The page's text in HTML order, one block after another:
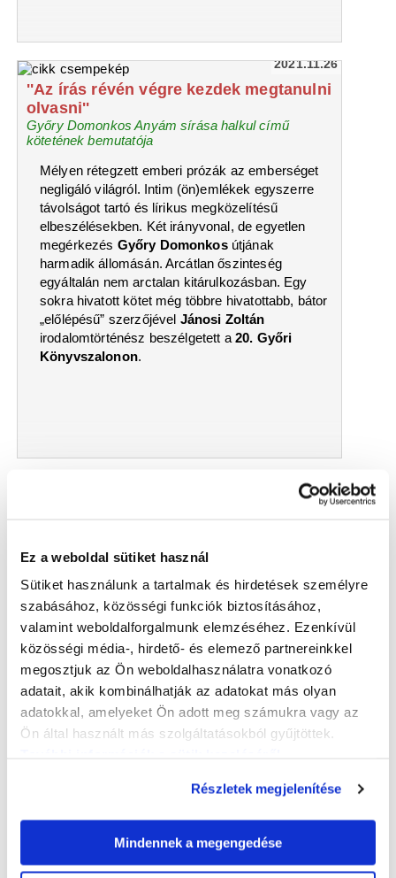
Ez a weboldal sütiket használ
Sütiket használunk a tartalmak és hirdetések személyre
szabásához, közösségi funkciók biztosításához,
valamint weboldalforgalmunk elemzéséhez. Ezenkívül
közösségi média-, hirdető- és elemező partnereinkkel
megosztjuk az Ön weboldalhasználatra vonatkozó
adatait, akik kombinálhatják az adatokat más olyan
adatokkal, amelyeket Ön adott meg számukra vagy az
Ön által használt más szolgáltatásokból gyűjtöttek.
Részletek megjelenítése
Mindennek a megengedése
2021.11.26
''Az írás révén végre kezdek megtanulni
olvasni''
Győry Domonkos Anyám sírása halkul című
kötetének bemutatója
Mélyen rétegzett emberi prózák az emberséget
negligáló világról. Intim (ön)emlékek egyszerre
távolságot tartó és lírikus megközelítésű
elbeszélésekben. Két irányvonal, de egyetlen
megérkezés Győry Domonkos útjának
harmadik állomásán. Arcátlan őszinteség
egyáltalán nem arctalan kitárulkozásban. Egy
sokra hivatott kötet még többre hivatottabb, bátor
„előlépésű” szerzőjével Jánosi Zoltán
irodalomtörténész beszélgetett a 20. Győri
Könyvszalonon.
2021.11.26
bemutatói
A20. Győri Könyvszalonmásodik napján, a
Kisfaludy Károly Könyvtárban 17 órai kezdettel
két könyv bemutatására is sor került:Cs. Varga
István
Kölcsey-kötetét „Nyújts feléje védő
kart…”
címmel és a
szerkesztette
A Nemzeti Szalóny és más – Válogatás a
szőlősgyöröki Göre Gábor
Humorkonferenciák előadásaibólcímű
kiadványt ismerhettük meg.Dr. Horváth József,